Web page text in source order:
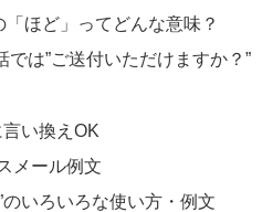
「ほど」ってどんな意味？
では”ご送付いただけますか？”
言い換えOK
メール例文
のいろいろな使い方・例文